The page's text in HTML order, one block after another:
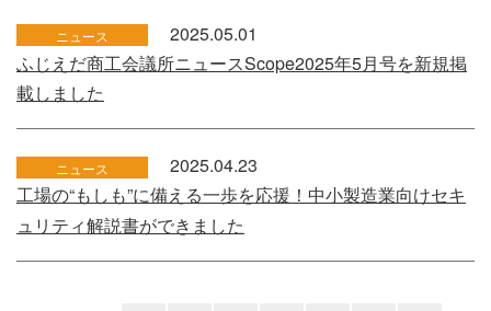
ニュース
2025.05.01
ふじえだ商工会議所ニュースScope2025年5月号を新規掲
載しました
ニュース
2025.04.23
工場の“もしも”に備える一歩を応援！中小製造業向けセキ
ュリティ解説書ができました